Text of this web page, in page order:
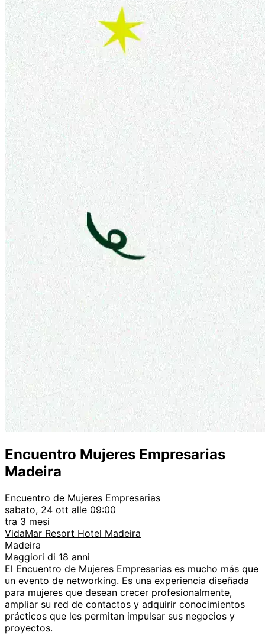
Encuentro Mujeres Empresarias
Madeira
Encuentro de Mujeres Empresarias
sabato, 24 ott alle 09:00
tra 3 mesi
VidaMar Resort Hotel Madeira
Madeira
Maggiori di 18 anni
El Encuentro de Mujeres Empresarias es mucho más que
un evento de networking. Es una experiencia diseñada
para mujeres que desean crecer profesionalmente,
ampliar su red de contactos y adquirir conocimientos
prácticos que les permitan impulsar sus negocios y
proyectos.